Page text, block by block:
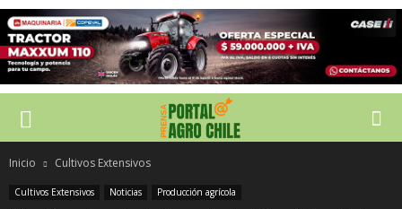
Inicio Cultivos Extensivos
Cultivos Extensivos Noticias Producción agrícola